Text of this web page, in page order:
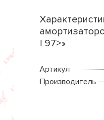
I 97>»
Артикул
Производитель